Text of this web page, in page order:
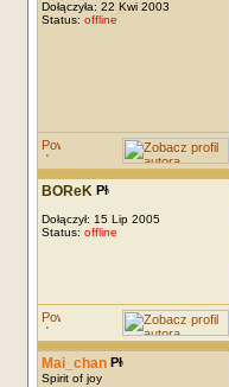
Dołączyła: 22 Kwi 2003
Status: offline
BOReK
Dołączył: 15 Lip 2005
Status: offline
Mai_chan
Spirit of joy